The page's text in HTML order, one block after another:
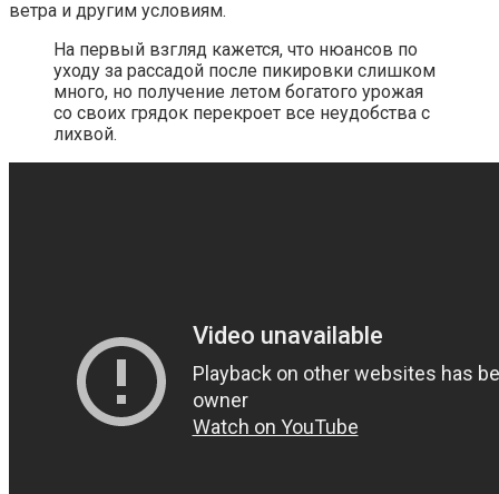
ветра и другим условиям.
На первый взгляд кажется, что нюансов по
уходу за рассадой после пикировки слишком
много, но получение летом богатого урожая
со своих грядок перекроет все неудобства с
лихвой.